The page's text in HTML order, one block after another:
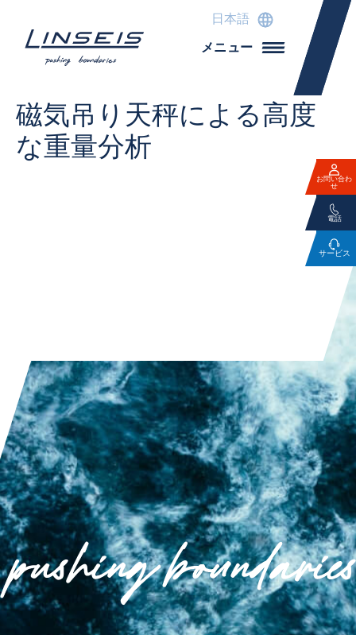
日本語
メニュー
磁気吊り天秤による高度
な重量分析
お問い合わ
せ
電話
サービス